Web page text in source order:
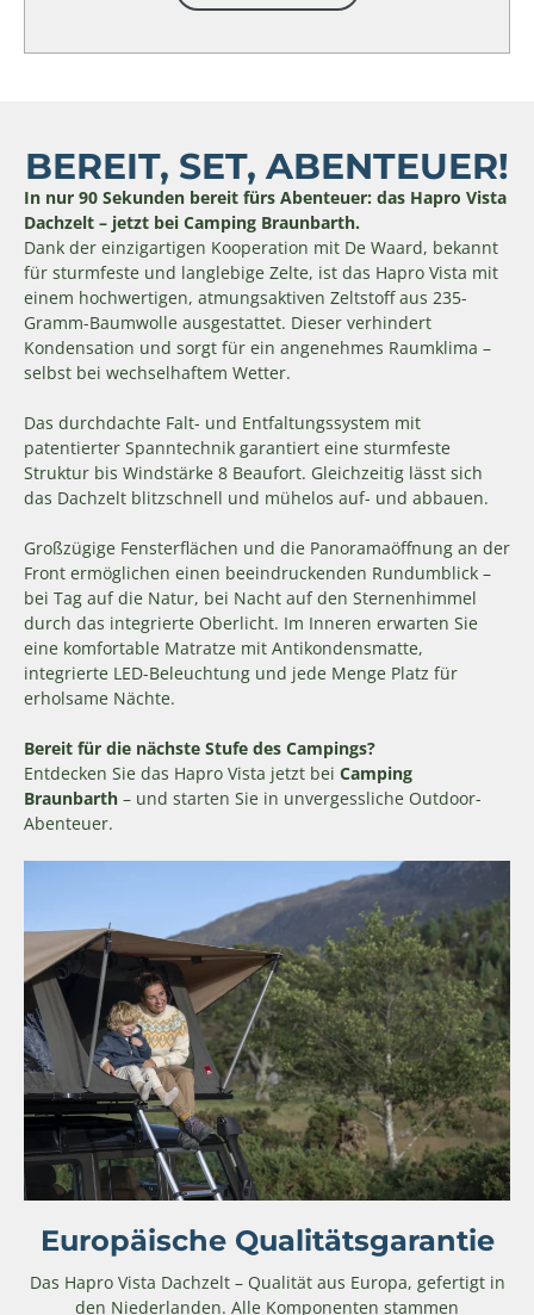
BEREIT, SET, ABENTEUER!
In nur 90 Sekunden bereit fürs Abenteuer: das Hapro Vista
Dachzelt – jetzt bei Camping Braunbarth.
Dank der einzigartigen Kooperation mit De Waard, bekannt
für sturmfeste und langlebige Zelte, ist das Hapro Vista mit
einem hochwertigen, atmungsaktiven Zeltstoff aus 235-
Gramm-Baumwolle ausgestattet. Dieser verhindert
Kondensation und sorgt für ein angenehmes Raumklima –
selbst bei wechselhaftem Wetter.
Das durchdachte Falt- und Entfaltungssystem mit
patentierter Spanntechnik garantiert eine sturmfeste
Struktur bis Windstärke 8 Beaufort. Gleichzeitig lässt sich
das Dachzelt blitzschnell und mühelos auf- und abbauen.
Großzügige Fensterflächen und die Panoramaöffnung an der
Front ermöglichen einen beeindruckenden Rundumblick –
bei Tag auf die Natur, bei Nacht auf den Sternenhimmel
durch das integrierte Oberlicht. Im Inneren erwarten Sie
eine komfortable Matratze mit Antikondensmatte,
integrierte LED-Beleuchtung und jede Menge Platz für
erholsame Nächte.
Bereit für die nächste Stufe des Campings?
Entdecken Sie das Hapro Vista jetzt bei Camping
Braunbarth – und starten Sie in unvergessliche Outdoor-
Abenteuer.
Europäische Qualitätsgarantie
Das Hapro Vista Dachzelt – Qualität aus Europa, gefertigt in
den Niederlanden. Alle Komponenten stammen